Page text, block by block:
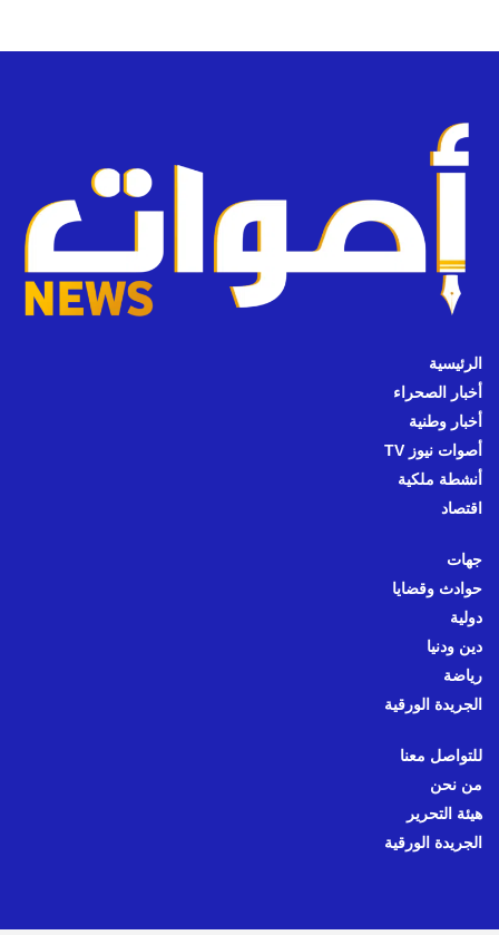
الرئيسية
أخبار الصحراء
أخبار وطنية
أصوات نيوز TV
أنشطة ملكية
اقتصاد
جهات
حوادث وقضايا
دولية
دين ودنيا
رياضة
الجريدة الورقية
للتواصل معنا
من نحن
هيئة التحرير
الجريدة الورقية